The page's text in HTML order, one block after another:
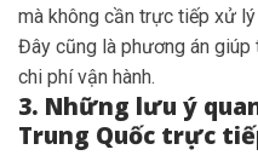
mà không cần trực tiếp xử
Đây cũng là phương án
chi phí vận hành.
3. Những lưu ý
Trung Quốc trực